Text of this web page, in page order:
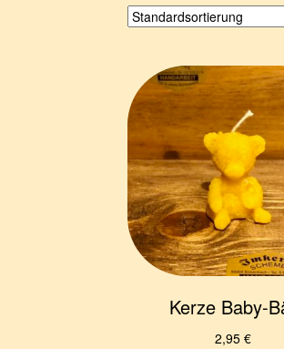
Kerze Baby-
2,95 €